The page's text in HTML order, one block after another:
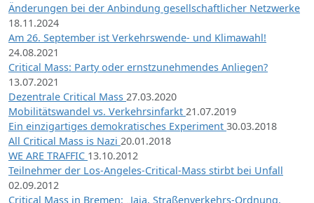
Änderungen bei der Anbindung gesellschaftlicher Netzwerke
18.11.2024
Am 26. September ist Verkehrswende- und Klimawahl!
24.08.2021
Critical Mass: Party oder ernstzunehmendes Anliegen?
13.07.2021
Dezentrale Critical Mass 27.03.2020
Mobilitätswandel vs. Verkehrsinfarkt 21.07.2019
Ein einzigartiges demokratisches Experiment 30.03.2018
All Critical Mass is Nazi 20.01.2018
WE ARE TRAFFIC 13.10.2012
Teilnehmer der Los-Angeles-Critical-Mass stirbt bei Unfall
02.09.2012
Critical Mass in Bremen: „Jaja, Straßenverkehrs-Ordnung,